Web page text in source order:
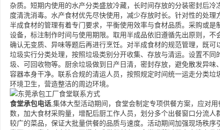
杂质。短期内使用的水产分类盛放冷藏，长时间存放的分装密封后
度清洗消毒。水产食材优先尽快使用，减少存放时长。针对性的处
半成食材的管理有着专门要求，平衡使用效率与食材品质。采购或
设备，标注制作时间与使用期限。取用半成品依旧遵循先出原则，
确认无变质、异味等题后再进行烹饪。对半成食材的规范管理，既
垃圾实行分类处理，按照垃圾类别分开收集、存放与清运。设置不
圾、可回收物等。厨余垃圾做到日产日清，密封存放，避免散发异
容器本身干净。联系合规的清运人员，按照规定时间统一运走分类
环境卫生，营造整洁的周边环境。
食堂承包电话,集体大型活动期间，食堂会制定专项供餐方案，应对
数，加大食材采购量，增配后厨工作人员，划分多个出餐窗口分流
较广的菜品，保证大批量供餐的品质与速度。活动期间加强现场秩